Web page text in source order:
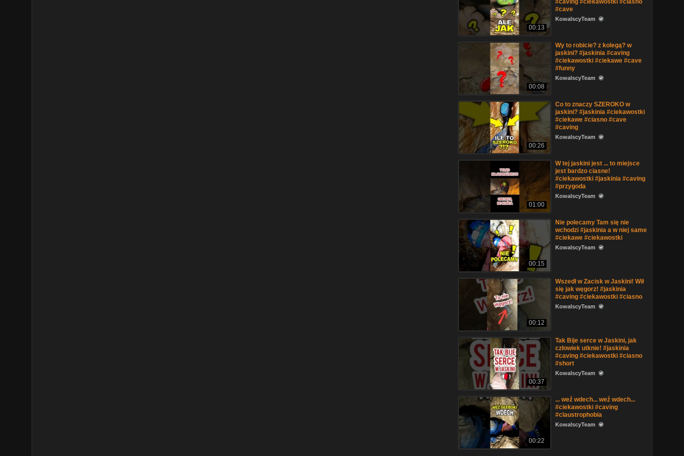
00:13
#caving #ciekawostki #ciasno
#cave
KowalscyTeam
00:08
Wy to robicie? z kolegą? w
jaskini? #jaskinia #caving
#ciekawostki #ciekawe #cave
#funny
KowalscyTeam
00:26
Co to znaczy SZEROKO w
jaskini? #jaskinia #ciekawostki
#ciekawe #ciasno #cave
#caving
KowalscyTeam
01:00
W tej jaskini jest ... to miejsce
jest bardzo ciasne!
#ciekawostki #jaskinia #caving
#przygoda
KowalscyTeam
00:15
Nie polecamy Tam się nie
wchodzi #jaskinia a w niej same
#ciekawe #ciekawostki
KowalscyTeam
00:12
Wszedł w Zacisk w Jaskini! Wił
się jak węgorz! #jaskinia
#caving #ciekawostki #ciasno
KowalscyTeam
00:37
Tak Bije serce w Jaskini, jak
człowiek utknie! #jaskinia
#caving #ciekawostki #ciasno
#short
KowalscyTeam
00:22
... weź wdech... weź wdech...
#ciekawostki #caving
#claustrophobia
KowalscyTeam